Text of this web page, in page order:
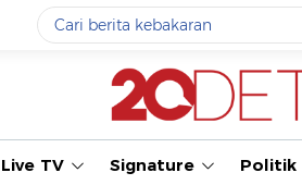
Yang sedang ramai dicari
data live draw sgp
Live TV Signature Politik